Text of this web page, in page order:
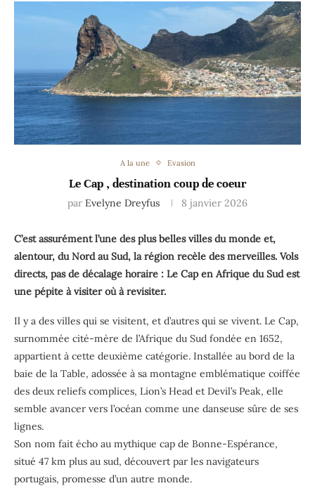
A la une Evasion
Le Cap , destination coup de coeur
par Evelyne Dreyfus 8 janvier 2026
C’est assurément l’une des plus belles villes du monde et,
alentour, du Nord au Sud, la région recèle des merveilles. Vols
directs, pas de décalage horaire : Le Cap en Afrique du Sud est
une pépite à visiter où à revisiter.
Il y a des villes qui se visitent, et d’autres qui se vivent. Le Cap,
surnommée cité-mère de l’Afrique du Sud fondée en 1652,
appartient à cette deuxième catégorie. Installée au bord de la
baie de la Table, adossée à sa montagne emblématique coiffée
des deux reliefs complices, Lion’s Head et Devil’s Peak, elle
semble avancer vers l’océan comme une danseuse sûre de ses
lignes.
Son nom fait écho au mythique cap de Bonne-Espérance,
situé 47 km plus au sud, découvert par les navigateurs
portugais, promesse d’un autre monde.